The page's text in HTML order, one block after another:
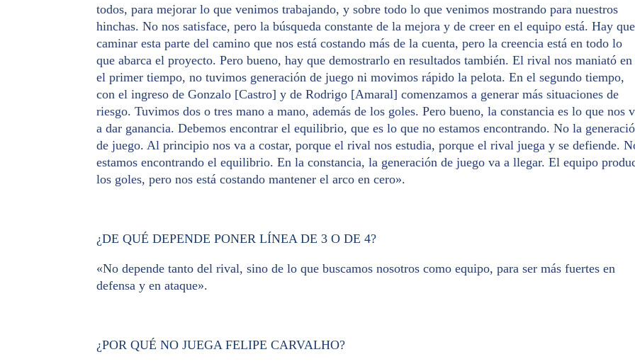
todos, para mejorar lo que venimos trabajando, y sobre todo lo que venimos mostrando para nuestros
hinchas. No nos satisface, pero la búsqueda constante de la mejora y de creer en el equipo está. Hay que
caminar esta parte del camino que nos está costando más de la cuenta, pero la creencia está en todo lo
que abarca el proyecto. Pero bueno, hay que demostrarlo en resultados también. El rival nos maniató en
el primer tiempo, no tuvimos generación de juego ni movimos rápido la pelota. En el segundo tiempo,
con el ingreso de Gonzalo [Castro] y de Rodrigo [Amaral] comenzamos a generar más situaciones de
riesgo. Tuvimos dos o tres mano a mano, además de los goles. Pero bueno, la constancia es lo que nos
a dar ganancia. Debemos encontrar el equilibrio, que es lo que no estamos encontrando. No la
de juego. Al principio nos va a costar, porque el rival nos estudia, porque el rival juega y se defiende.
estamos encontrando el equilibrio. En la constancia, la generación de juego va a llegar. El equipo
los goles, pero nos está costando mantener el arco en cero».
¿DE QUÉ DEPENDE PONER LÍNEA DE 3 O DE 4?
«No depende tanto del rival, sino de lo que buscamos nosotros como equipo, para ser más fuertes en
defensa y en ataque».
¿POR QUÉ NO JUEGA FELIPE CARVALHO?